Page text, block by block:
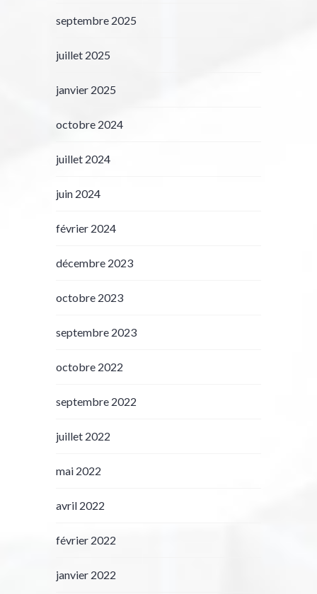
septembre 2025
juillet 2025
janvier 2025
octobre 2024
juillet 2024
juin 2024
février 2024
décembre 2023
octobre 2023
septembre 2023
octobre 2022
septembre 2022
juillet 2022
mai 2022
avril 2022
février 2022
janvier 2022